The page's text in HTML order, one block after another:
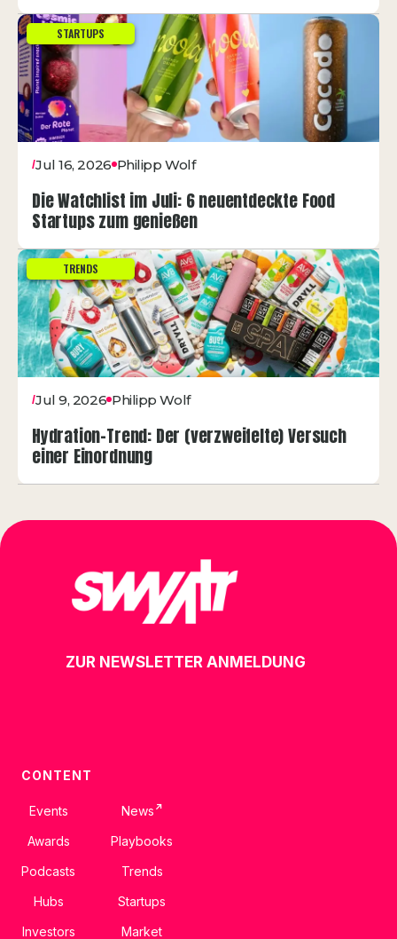
STARTUPS
/Jul 16, 2026 Philipp Wolf
Die Watchlist im Juli: 6 neuentdeckte Food
Startups zum genießen
TRENDS
/Jul 9, 2026 Philipp Wolf
Hydration-Trend: Der (verzweifelte) Versuch
einer Einordnung
ZUR NEWSLETTER ANMELDUNG
CONTENT
Events
Awards
Podcasts
Hubs
Investors
News ↗
Playbooks
Trends
Startups
Market